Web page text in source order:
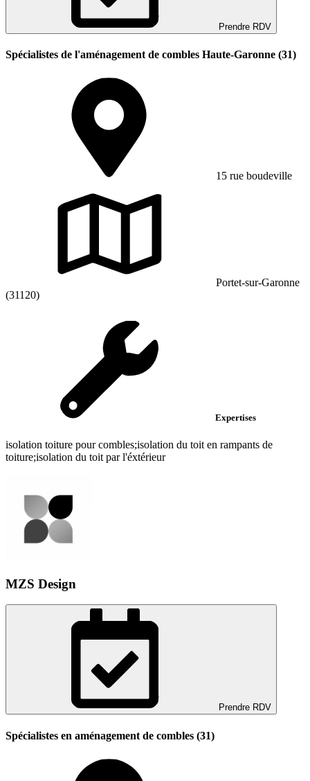
Prendre RDV
Spécialistes de l'aménagement de combles Haute-Garonne (31)
15 rue boudeville
Portet-sur-Garonne
(31120)
Expertises
isolation toiture pour combles;isolation du toit en rampants de
toiture;isolation du toit par l'éxtérieur
MZS Design
Prendre RDV
Spécialistes en aménagement de combles (31)